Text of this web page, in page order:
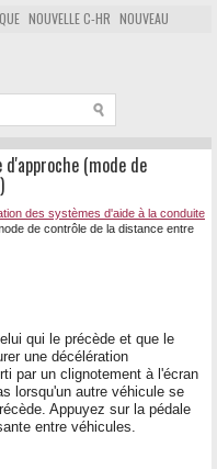
NOUVELLE C-HR NOUVEAU
(mode de
des systèmes d'aide à la conduite
de contrôle de la distance entre
qui le précède et que le
une décélération
par un clignotement à l'écran
lorsqu'un autre véhicule se
Appuyez sur la pédale
entre véhicules.